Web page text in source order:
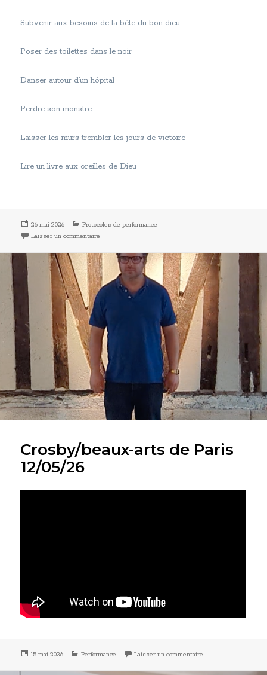
Subvenir aux besoins de la bête du bon dieu
Poser des toilettes dans le noir
Danser autour d’un hôpital
Perdre son monstre
Laisser les murs trembler les jours de victoire
Lire un livre aux oreilles de Dieu
Publié
le
26 mai 2026 Catégories
Protocoles de performance
Laisser un commentaire
Crosby/beaux-arts de Paris
12/05/26
Publié
15 mai 2026 Catégories
Performance Laisser un commentaire